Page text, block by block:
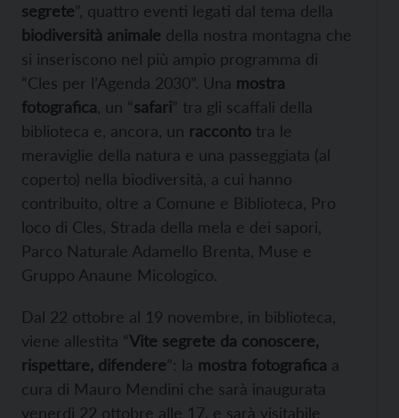
segrete”, quattro eventi legati dal tema della
biodiversità animale della nostra montagna che
si inseriscono nel più ampio programma di
“Cles per l’Agenda 2030”. Una mostra
fotografica, un “safari” tra gli scaffali della
biblioteca e, ancora, un racconto tra le
meraviglie della natura e una passeggiata (al
coperto) nella biodiversità, a cui hanno
contribuito, oltre a Comune e Biblioteca, Pro
loco di Cles, Strada della mela e dei sapori,
Parco Naturale Adamello Brenta, Muse e
Gruppo Anaune Micologico.
Dal 22 ottobre al 19 novembre, in biblioteca,
viene allestita “Vite segrete da conoscere,
rispettare, difendere”: la mostra fotografica a
cura di Mauro Mendini che sarà inaugurata
venerdì 22 ottobre alle 17, e sarà visitabile